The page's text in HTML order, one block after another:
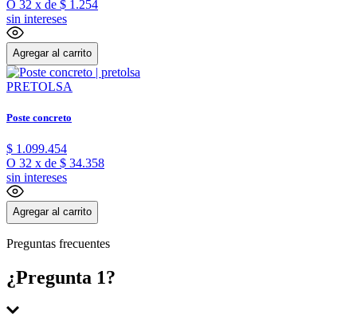
O 32 x de $ 1.254
sin intereses
Agregar al carrito
PRETOLSA
Poste concreto
$ 1 .099.454
O 32 x de $ 34.358
sin intereses
Agregar al carrito
Preguntas frecuentes
¿Pregunta 1?